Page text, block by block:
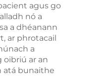
agus go
nó a
a dhéanann
ar phrotacail
a
oibriú ar an
atá bunaithe